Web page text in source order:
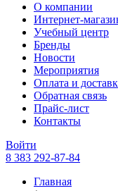
О компании
Интернет-
Учебный центр
Бренды
Новости
Мероприятия
Оплата и
Обратная связь
Прайс-лист
Контакты
Войти
8 383 292-87-84
Главная